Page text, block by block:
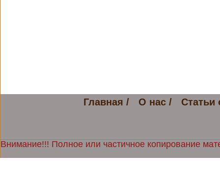
Главная / О нас / Статьи
Внимание!!! Полное или частичное копирование